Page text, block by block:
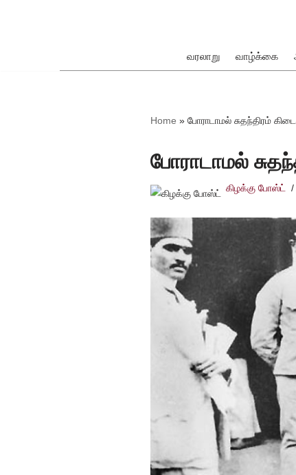
வரலாறு வாழ்க்கை
Home » போராடாமல் சுதந்திரம்
போராடாமல்
கிழக்கு போஸ்ட்